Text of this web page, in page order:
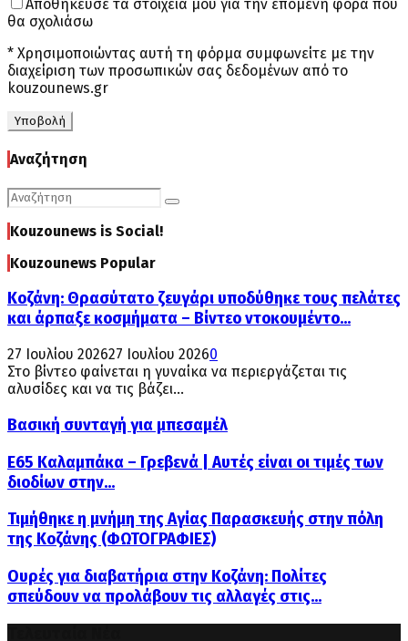
Αποθήκευσε τα στοιχεία μου για την επόμενη φορά που
θα σχολιάσω
* Χρησιμοποιώντας αυτή τη φόρμα συμφωνείτε με την
διαχείριση των προσωπικών σας δεδομένων από το
kouzounews.gr
Αναζήτηση
Search
for:
Search
Kouzounews is Social!
Kouzounews Popular
Κοζάνη: Θρασύτατο ζευγάρι υποδύθηκε τους πελάτες
και άρπαξε κοσμήματα – Βίντεο ντοκουμέντο...
27 Ιουλίου 202627 Ιουλίου 20260
Στο βίντεο φαίνεται η γυναίκα να περιεργάζεται τις
αλυσίδες και να τις βάζει...
Βασική συνταγή για μπεσαμέλ
Ε65 Καλαμπάκα – Γρεβενά | Αυτές είναι οι τιμές των
διοδίων στην...
Τιμήθηκε η μνήμη της Αγίας Παρασκευής στην πόλη
της Κοζάνης (ΦΩΤΟΓΡΑΦΙΕΣ)
Ουρές για διαβατήρια στην Κοζάνη: Πολίτες
σπεύδουν να προλάβουν τις αλλαγές στις...